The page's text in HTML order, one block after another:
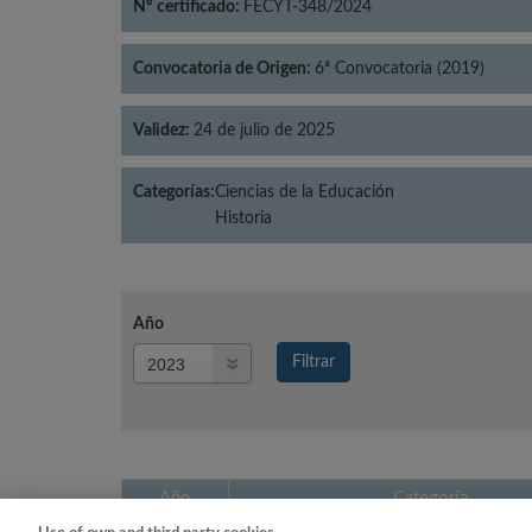
Nº certificado: FECYT-348/2024
Convocatoria de Origen: 6ª Convocatoria (2019)
Validez: 24 de julio de 2025
Categorías:Ciencias de la Educación
Historia
Año
Filtrar
Año Categoría